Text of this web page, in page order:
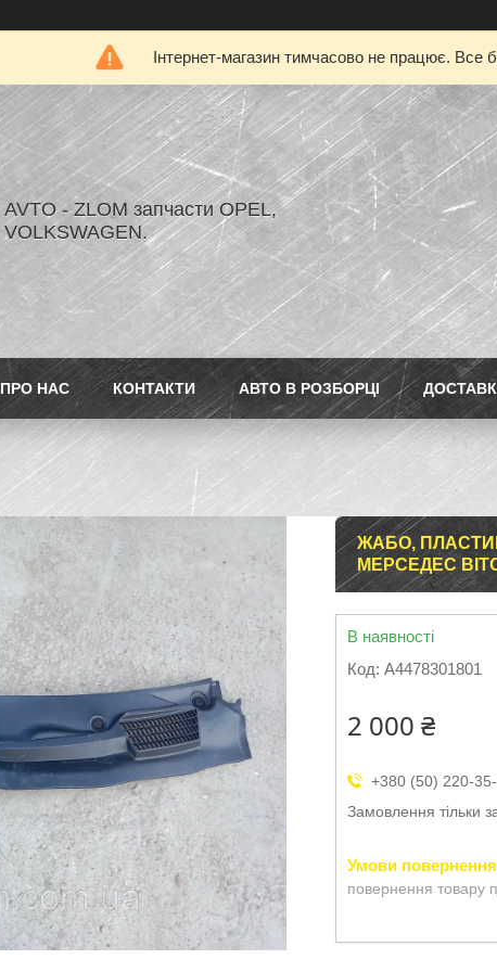
Інтернет-магазин тимчасово не працює. Все
AVTO - ZLOM запчасти OPEL,
VOLKSWAGEN.
ПРО НАС КОНТАКТИ АВТО В РОЗБОРЦІ
ЖАБО, ПЛАСТИК
МЕРСЕДЕС ВІТО
В наявності
Код: A4478301801
2 000 ₴
+380 (50) 220-
Замовлення тільки
повернення товару